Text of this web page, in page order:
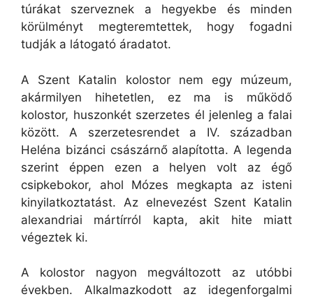
túrákat szerveznek a hegyekbe és minden
körülményt megteremtettek, hogy fogadni
tudják a látogató áradatot.
A Szent Katalin kolostor nem egy múzeum,
akármilyen hihetetlen, ez ma is működő
kolostor, huszonkét szerzetes él jelenleg a falai
között. A szerzetesrendet a IV. században
Heléna bizánci császárnő alapította. A legenda
szerint éppen ezen a helyen volt az égő
csipkebokor, ahol Mózes megkapta az isteni
kinyilatkoztatást. Az elnevezést Szent Katalin
alexandriai mártírról kapta, akit hite miatt
végeztek ki.
A kolostor nagyon megváltozott az utóbbi
években. Alkalmazkodott az idegenforgalmi